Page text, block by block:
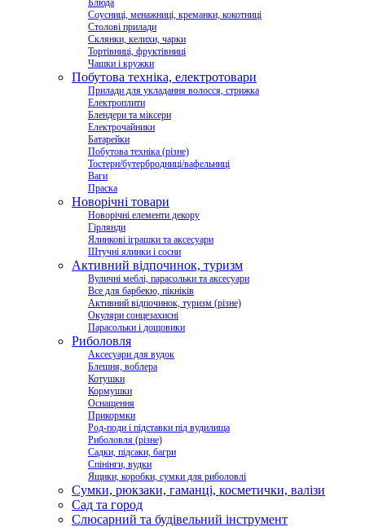
Блюда
Соусниці, менажниці, креманки, кокотниці
Столові прилади
Склянки, келихи, чарки
Тортівниці, фруктівниці
Чашки і кружки
Побутова техніка, електротовари
Прилади для укладання волосся, стрижка
Електроплити
Блендери та міксери
Електрочайники
Батарейки
Побутова техніка (різне)
Тостери/бутербродниці/вафельниці
Ваги
Праска
Новорічні товари
Новорічні елементи декору
Гірлянди
Ялинкові іграшки та аксесуари
Штучні ялинки і сосни
Активний відпочинок, туризм
Вуличні меблі, парасольки та аксесуари
Все для барбекю, пікніків
Активний відпочинок, туризм (різне)
Окуляри сонцезахисні
Парасольки і дощовики
Риболовля
Аксесуари для вудок
Блешня, воблера
Котушки
Кормушки
Оснащення
Прикормки
Род-поди і підставки під вудилища
Риболовля (різне)
Садки, підсаки, багри
Спінінги, вудки
Ящики, коробки, сумки для риболовлі
Сумки, рюкзаки, гаманці, косметички, валізи
Сад та город
Слюсарний та будівельний інструмент